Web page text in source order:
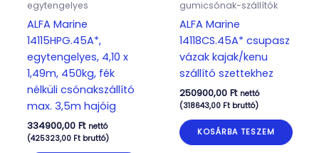
egytengelyes
ALFA Marine
14115HPG.45A*,
egytengelyes, 4,10 x
1,49m, 450kg, fék
nélküli csónakszállító
max. 3,5m hajóig
334900,00 Ft nettó
(425323,00 Ftbruttó)
gumicsónak-szállítók
ALFA Marine
14118CS.45A* csupasz
vázak kajak/kenu
szállító szettekhez
250900,00 Ft nettó
(318643,00 Ftbruttó)
KOSÁRBA TESZEM